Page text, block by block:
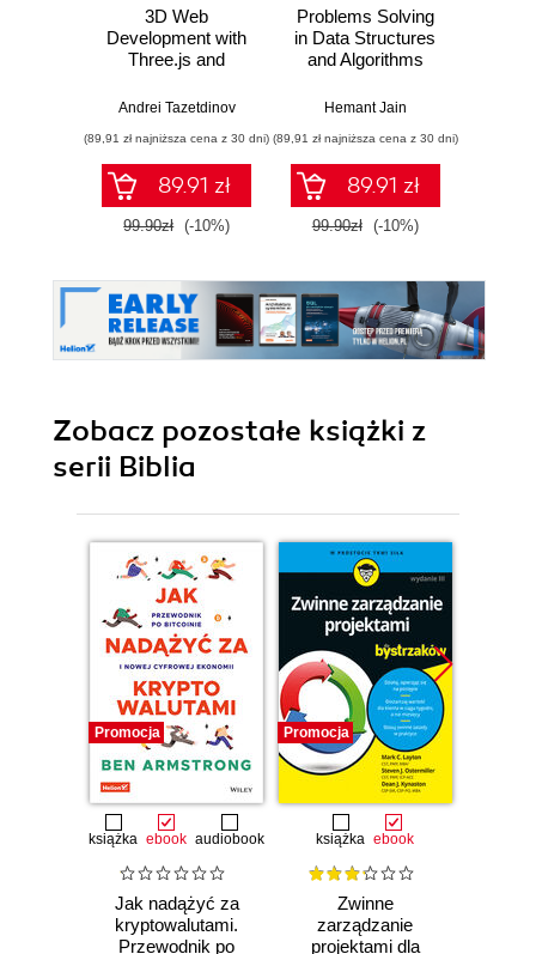
3D Web
Development with
Three.js and
Andrei Tazetdinov
(89,91 zł najniższa cena z 30 dni)
89.91 zł
99.90zł (-10%)
Problems Solving
in Data Structures
and Algorithms
Hemant Jain
(89,91 zł najniższa cena z 30 dni)
89.91 zł
99.90zł (-10%)
Zobacz pozostałe książki z
serii Biblia
Promocja
książka ebook audiobook
Jak nadążyć za
kryptowalutami.
Przewodnik po
Promocja
książka ebook
Zwinne
zarządzanie
projektami dla